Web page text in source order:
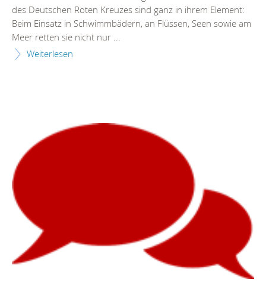
des Deutschen Roten Kreuzes sind ganz in ihrem Element:
Beim Einsatz in Schwimmbädern, an Flüssen, Seen sowie am
Meer retten sie nicht nur ...
Weiterlesen